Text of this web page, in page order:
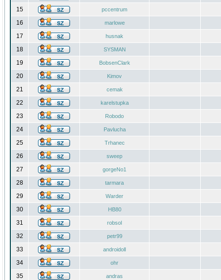
15 pccentrum
16 marlowe
17 husnak
18 SYSMAN
19 BobsenClark
20 Kimov
21 cemak
22 karelstupka
23 Robodo
24 Pavlucha
25 Trhanec
26 sweep
27 gorgeNo1
28 tarmara
29 Warder
30 HB80
31 robsol
32 petr99
33 androidoll
34 ohr
35 andras